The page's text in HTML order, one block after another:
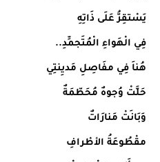
يَسْتقِرُّ عَلَى ذَاتِهِ
فِي الْهَواءِ الْمُتَجمِّدِ..
هُناَ فِي مفَاصِلِ مَديِنتِي
حَلَّتْ وُجوهٌ مُحَطّمَةٌ
وَبَانَتْ مَنارَاتٌ
مقْطُوعَةُ الأطْرافِ